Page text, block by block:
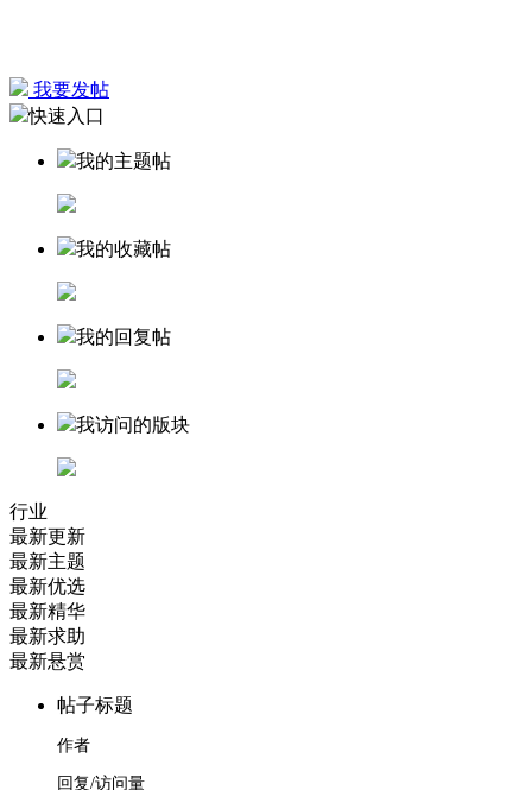
我要发帖
快速入口
我的主题帖
我的收藏帖
我的回复帖
我访问的版块
行业
最新更新
最新主题
最新优选
最新精华
最新求助
最新悬赏
帖子标题
作者
回复/访问量